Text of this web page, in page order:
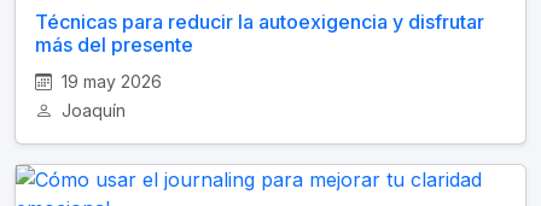
Técnicas para reducir la autoexigencia y disfrutar
más del presente
19 may 2026
Joaquín